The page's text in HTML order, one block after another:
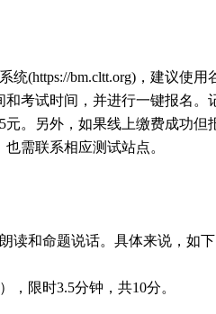
(https://bm.cltt.org)，建议使用
考试时间，并进行一键报名。
。另外，如果线上缴费成功但
需联系相应测试站点。
读和命题说话。具体来说，如下
限时3.5分钟，共10分。